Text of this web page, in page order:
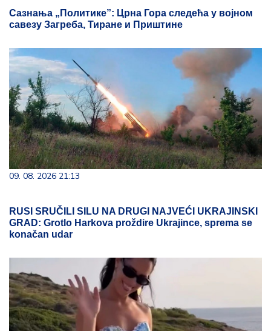
Сазнања „Политике”: Црна Гора следећа у војном
савезу Загреба, Тиране и Приштине
09. 08. 2026 21:13
RUSI SRUČILI SILU NA DRUGI NAJVEĆI UKRAJINSKI
GRAD: Grotlo Harkova proždire Ukrajince, sprema se
konačan udar